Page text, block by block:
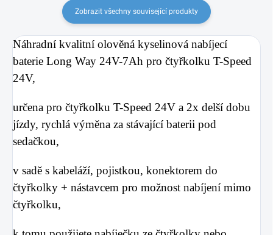
Zobrazit všechny související produkty
Náhradní kvalitní olověná kyselinová nabíjecí
baterie Long Way 24V-7Ah pro čtyřkolku T-Speed
24V,
určena pro čtyřkolku T-Speed 24V a 2x delší dobu
jízdy, rychlá výměna za stávající baterii pod
sedačkou,
v sadě s kabeláží, pojistkou, konektorem do
čtyřkolky + nástavcem pro možnost nabíjení mimo
čtyřkolku,